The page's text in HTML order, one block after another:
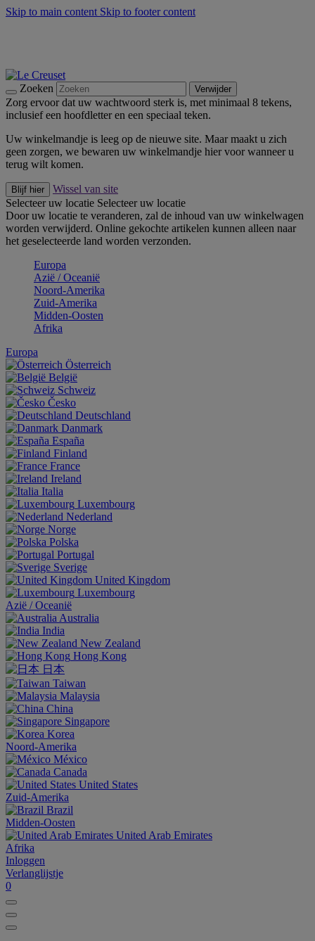
Skip to main content Skip to footer content
Zoeken Verwijder
Zorg ervoor dat uw wachtwoord sterk is, met minimaal 8 tekens,
inclusief een hoofdletter en een speciaal teken.
Uw winkelmandje is leeg op de nieuwe site. Maar maakt u zich
geen zorgen, we bewaren uw winkelmandje hier voor wanneer u
terug wilt komen.
Blijf hier
Wissel van site
Selecteer uw locatie Selecteer uw locatie
Door uw locatie te veranderen, zal de inhoud van uw winkelwagen
worden verwijderd. Online gekochte artikelen kunnen alleen naar
het geselecteerde land worden verzonden.
Europa
Aziё / Oceaniё
Noord-Amerika
Zuid-Amerika
Midden-Oosten
Afrika
Europa
Österreich
België
Schweiz
Česko
Deutschland
Danmark
España
Finland
France
Ireland
Italia
Luxembourg
Nederland
Norge
Polska
Portugal
Sverige
United Kingdom
Luxembourg
Aziё / Oceaniё
Australia
India
New Zealand
Hong Kong
日本
Taiwan
Malaysia
China
Singapore
Korea
Noord-Amerika
México
Canada
United States
Zuid-Amerika
Brazil
Midden-Oosten
United Arab Emirates
Afrika
Inloggen
Verlanglijstje
0